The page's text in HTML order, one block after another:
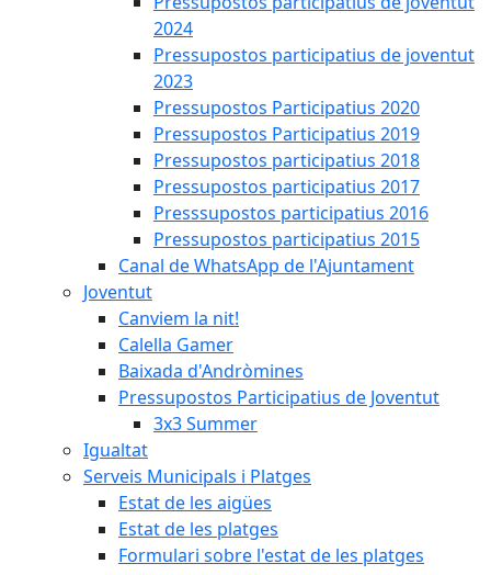
2024
Pressupostos participatius de joventut
2023
Pressupostos Participatius 2020
Pressupostos Participatius 2019
Pressupostos participatius 2018
Pressupostos participatius 2017
Presssupostos participatius 2016
Pressupostos participatius 2015
Canal de WhatsApp de l'Ajuntament
Joventut
Canviem la nit!
Calella Gamer
Baixada d'Andròmines
Pressupostos Participatius de Joventut
3x3 Summer
Igualtat
Serveis Municipals i Platges
Estat de les aigües
Estat de les platges
Formulari sobre l'estat de les platges